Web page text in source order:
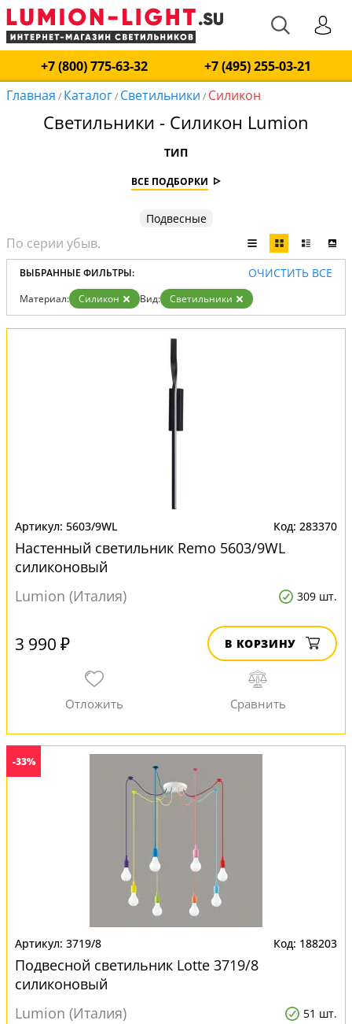
+7 (800) 775-63-32
+7 (495) 255-03-21
Главная / Каталог/ Светильники / Силикон
Светильники - Силикон Lumion
ТИП
ВСЕ ПОДБОРКИ
Подвесные
ВЫБРАННЫЕ ФИЛЬТРЫ: ОЧИСТИТЬ ВСЕ
Материал: Силикон Вид: Светильники
5603/9WL 283370
Настенный светильник Remo 5603/9WL
силиконовый
Lumion (Италия)
309 шт.
3 990 ₽ В КОРЗИНУ
-33%
3719/8 188203
Подвесной светильник Lotte 3719/8
силиконовый
Lumion (Италия)
51 шт.